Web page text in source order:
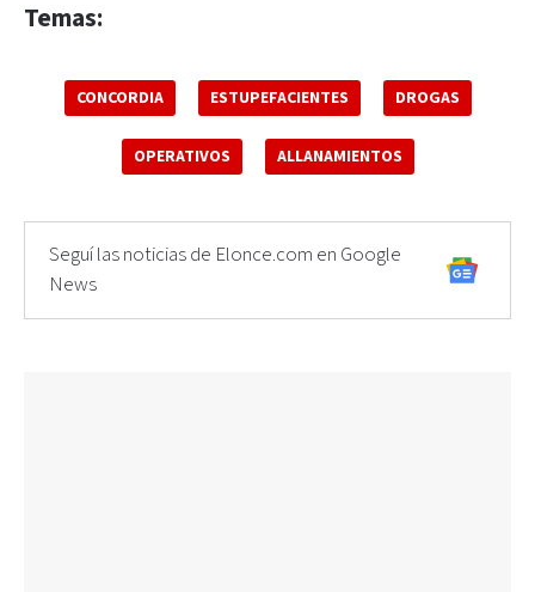
Temas:
CONCORDIA ESTUPEFACIENTES DROGAS
OPERATIVOS ALLANAMIENTOS
Seguí las noticias de Elonce.com en Google
News